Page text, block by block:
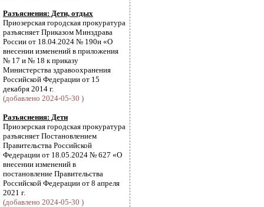
Разъяснения: Дети, отдых
Приозерская городская прокуратура
разъясняет Приказом Минздрава
России от 18.04.2024 № 190н «О
внесении изменений в приложения
№ 17 и № 18 к приказу
Министерства здравоохранения
Российской Федерации от 15
декабря 2014 г.
(добавлено 2024-05-30 )
Разъяснения: Дети
Приозерская городская прокуратура
разъясняет Постановлением
Правительства Российской
Федерации от 18.05.2024 № 627 «О
внесении изменений в
постановление Правительства
Российской Федерации от 8 апреля
2021 г.
(добавлено 2024-05-30 )